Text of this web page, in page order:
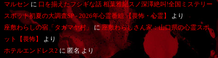
マルセン に 口を揃えたフシギな話 相葉雅紀スノ深澤絶叫!全国ミステリー
スポット初夏の大調査SP - 2026年心霊番組 【畏怖・心霊】
より
座敷わらしの宿「タガマヤ村」
に座敷わらしさん家：山口県の心霊スポ
ット【畏怖】
より
ホテルエンドレス2 に 匿名より